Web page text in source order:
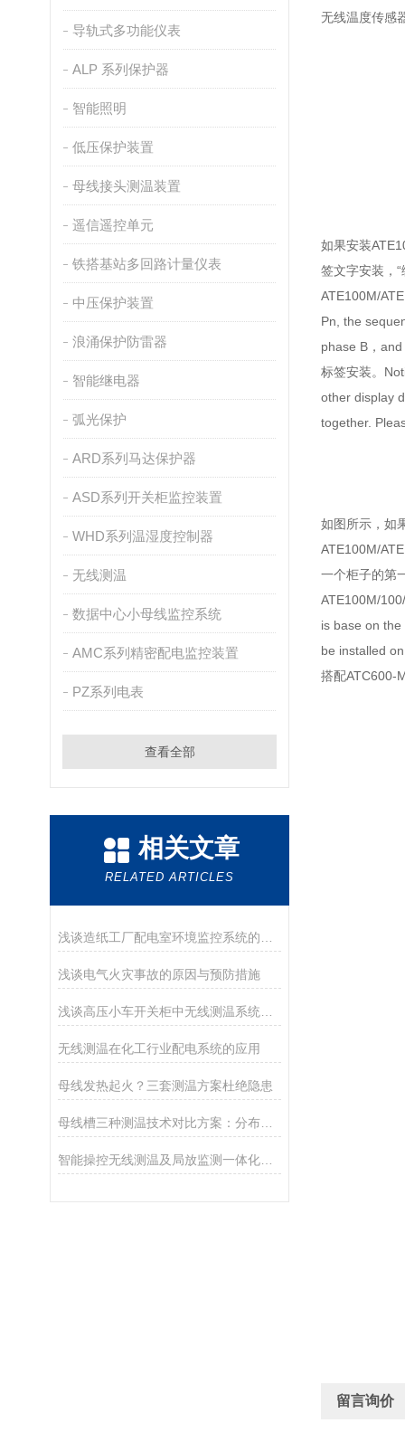
导轨式多功能仪表
ALP 系列保护器
智能照明
低压保护装置
母线接头测温装置
遥信遥控单元
铁搭基站多回路计量仪表
中压保护装置
浪涌保护防雷器
智能继电器
弧光保护
ARD系列马达保护器
ASD系列开关柜监控装置
WHD系列温湿度控制器
无线测温
数据中心小母线监控系统
AMC系列精密配电监控装置
PZ系列电表
查看全部
相关文章
RELATED ARTICLES
浅谈电气火灾事故的原因与预防措施
无线测温在化工行业配电系统的应用
母线发热起火？三套测温方案杜绝隐患
母线槽三种测温技术对比方案：分布式光纤 / NTC 热敏电阻 / 红外测温分析
智能操控无线测温及局放监测一体化装置 在东方希望北海氧化铝项目的应用
无线温度传感
如果安装
签文字安装，
ATE100M/
Pn, the
phase B，
标签安装。
other display
together.
如图所示，如
ATE100M/
一个柜子的第
ATE100M/
is base on
be installed
搭配ATC600-
留言询价